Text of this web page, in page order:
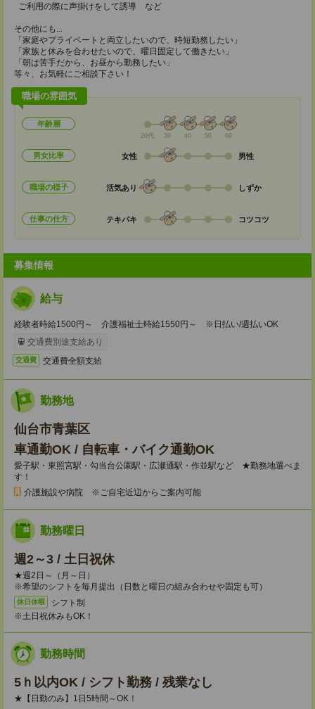
ご利用の際に声掛けをして誘導 など
その他にも...
「家庭やプライベートと両立したいので、時短勤務したい」
「家族と休みを合わせたいので、曜日固定して働きたい」
「朝は苦手だから、お昼から勤務したい」
等々、お気軽にご相談下さい！
職場の雰囲気
年齢層
20代 30 40 50 60
男女比率 女性 男性
職場の様子 活気あり しずか
仕事の仕方 テキパキ コツコツ
募集情報
給与
経験者時給1500円～ 介護福祉士時給1550円～ ※日払い/週払いOK
交通費別途支給あり
交通費 交通費全額支給
勤務地
仙台市青葉区
車通勤OK / 自転車・バイク通勤OK
愛子駅・東照宮駅・勾当台公園駅・広瀬通駅・作並駅など ★勤務地選べま
す！
介護施設や病院 ※ご自宅近辺からご案内可能
勤務曜日
週2～3 / 土日祝休
★週2日～（月～日）
※希望のシフトを毎月提出（日数と曜日の組み合わせや固定も可）
休日休暇
シフト制
※土日祝休みもOK！
勤務時間
5ｈ以内OK / シフト勤務 / 残業なし
★【日勤のみ】1日5時間～OK！